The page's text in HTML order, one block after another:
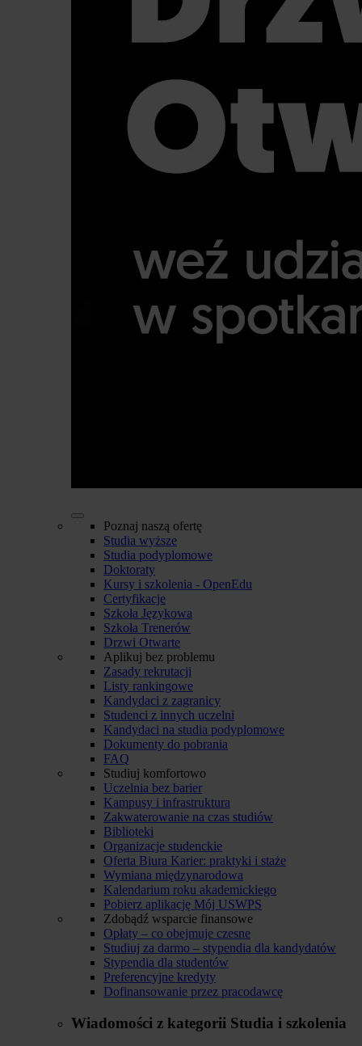
Poznaj naszą ofertę
Studia wyższe
Studia podyplomowe
Doktoraty
Kursy i szkolenia - OpenEdu
Certyfikacje
Szkoła Językowa
Szkoła Trenerów
Drzwi Otwarte
Aplikuj bez problemu
Zasady rekrutacji
Listy rankingowe
Kandydaci z zagranicy
Studenci z innych uczelni
Kandydaci na studia podyplomowe
Dokumenty do pobrania
FAQ
Studiuj komfortowo
Uczelnia bez barier
Kampusy i infrastruktura
Zakwaterowanie na czas studiów
Biblioteki
Organizacje studenckie
Oferta Biura Karier: praktyki i staże
Wymiana międzynarodowa
Kalendarium roku akademickiego
Pobierz aplikację Mój USWPS
Zdobądź wsparcie finansowe
Opłaty – co obejmuje czesne
Studiuj za darmo – stypendia dla kandydatów
Stypendia dla studentów
Preferencyjne kredyty
Dofinansowanie przez pracodawcę
Wiadomości z kategorii Studia i szkolenia